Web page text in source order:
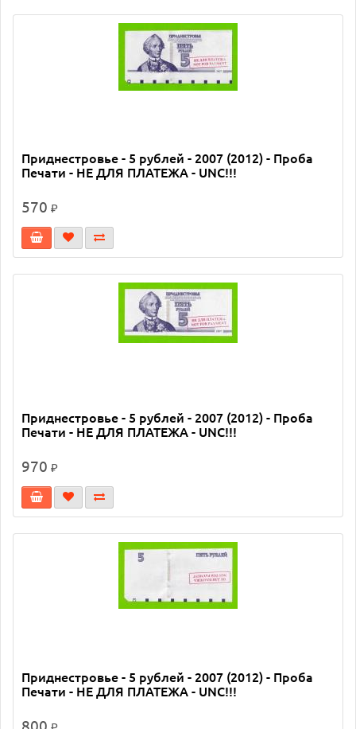
Приднестровье - 5 рублей - 2007 (2012) - Проба
Печати - НЕ ДЛЯ ПЛАТЕЖА - UNC!!!
570 ₽
Приднестровье - 5 рублей - 2007 (2012) - Проба
Печати - НЕ ДЛЯ ПЛАТЕЖА - UNC!!!
970 ₽
Приднестровье - 5 рублей - 2007 (2012) - Проба
Печати - НЕ ДЛЯ ПЛАТЕЖА - UNC!!!
800